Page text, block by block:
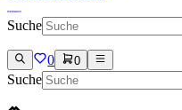
Suche
0 0
Suche